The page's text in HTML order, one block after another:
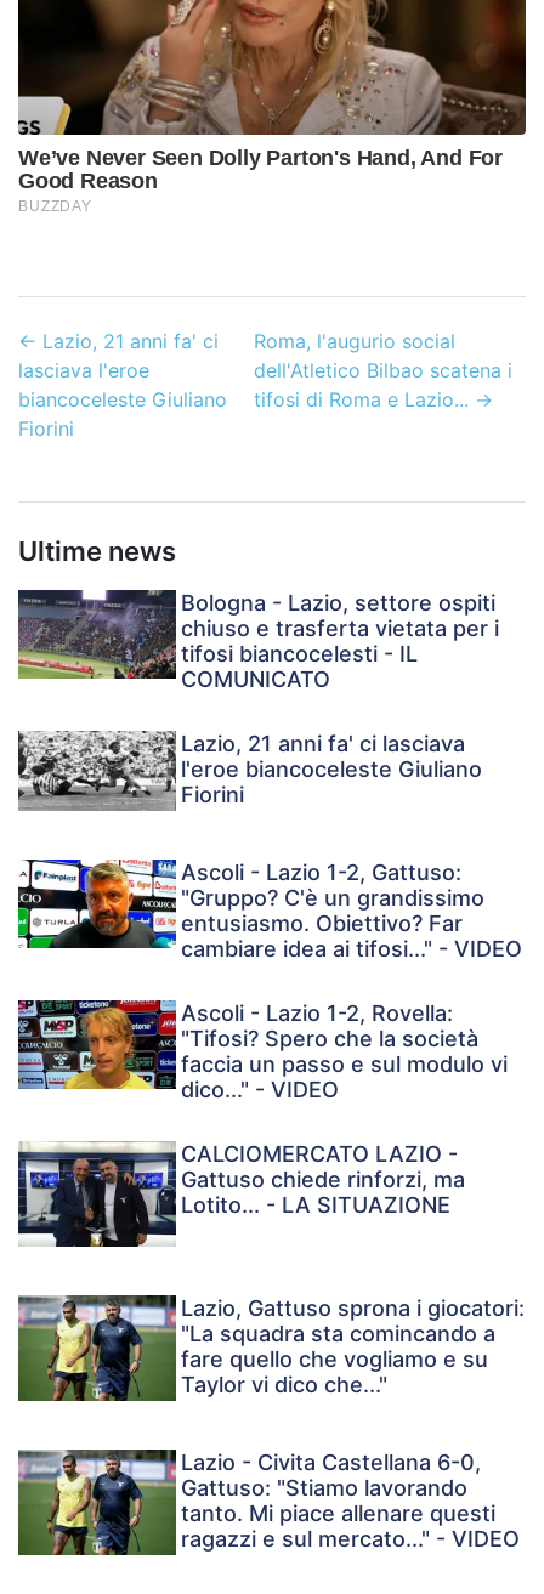
← Lazio, 21 anni fa' ci
lasciava l'eroe
biancoceleste Giuliano
Fiorini
Roma, l'augurio social
dell'Atletico Bilbao scatena i
tifosi di Roma e Lazio... →
Ultime news
Bologna - Lazio, settore ospiti
chiuso e trasferta vietata per i
tifosi biancocelesti - IL
COMUNICATO
Lazio, 21 anni fa' ci lasciava
l'eroe biancoceleste Giuliano
Fiorini
Ascoli - Lazio 1-2, Gattuso:
"Gruppo? C'è un grandissimo
entusiasmo. Obiettivo? Far
cambiare idea ai tifosi..." - VIDEO
Ascoli - Lazio 1-2, Rovella:
"Tifosi? Spero che la società
faccia un passo e sul modulo vi
dico..." - VIDEO
CALCIOMERCATO LAZIO -
Gattuso chiede rinforzi, ma
Lotito... - LA SITUAZIONE
Lazio, Gattuso sprona i giocatori:
"La squadra sta comincando a
fare quello che vogliamo e su
Taylor vi dico che..."
Lazio - Civita Castellana 6-0,
Gattuso: "Stiamo lavorando
tanto. Mi piace allenare questi
ragazzi e sul mercato..." - VIDEO